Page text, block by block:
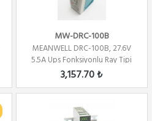
MW-DRC-100B
MEANWELL DRC-100B, 27.6V
5.5A Ups Fonksiyonlu Ray Tipi
3,157.70 ₺